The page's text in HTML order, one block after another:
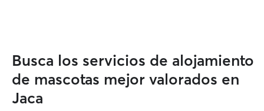
Busca los servicios de alojamiento
de mascotas mejor valorados en
Jaca